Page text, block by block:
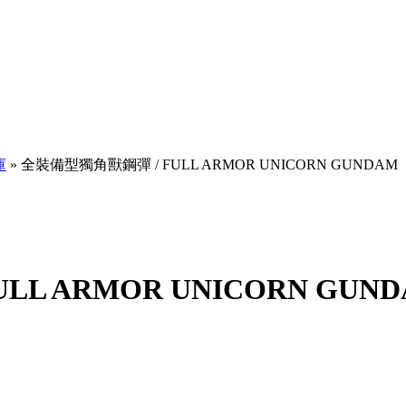
» 全裝備型獨角獸鋼彈 / FULL ARMOR UNICORN GUNDAM
ARMOR UNICORN